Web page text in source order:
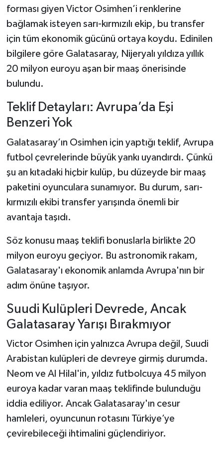
forması giyen Victor Osimhen’i renklerine
bağlamak isteyen sarı-kırmızılı ekip, bu transfer
için tüm ekonomik gücünü ortaya koydu. Edinilen
bilgilere göre Galatasaray, Nijeryalı yıldıza yıllık
20 milyon euroyu aşan bir maaş önerisinde
bulundu.
Teklif Detayları: Avrupa’da Eşi
Benzeri Yok
Galatasaray’ın Osimhen için yaptığı teklif, Avrupa
futbol çevrelerinde büyük yankı uyandırdı. Çünkü
şu an kıtadaki hiçbir kulüp, bu düzeyde bir maaş
paketini oyunculara sunamıyor. Bu durum, sarı-
kırmızılı ekibi transfer yarışında önemli bir
avantaja taşıdı.
Söz konusu maaş teklifi bonuslarla birlikte 20
milyon euroyu geçiyor. Bu astronomik rakam,
Galatasaray'ı ekonomik anlamda Avrupa'nın bir
adım önüne taşıyor.
Suudi Kulüpleri Devrede, Ancak
Galatasaray Yarışı Bırakmıyor
Victor Osimhen için yalnızca Avrupa değil, Suudi
Arabistan kulüpleri de devreye girmiş durumda.
Neom ve Al Hilal'in, yıldız futbolcuya 45 milyon
euroya kadar varan maaş teklifinde bulunduğu
iddia ediliyor. Ancak Galatasaray'ın cesur
hamleleri, oyuncunun rotasını Türkiye’ye
çevirebileceği ihtimalini güçlendiriyor.